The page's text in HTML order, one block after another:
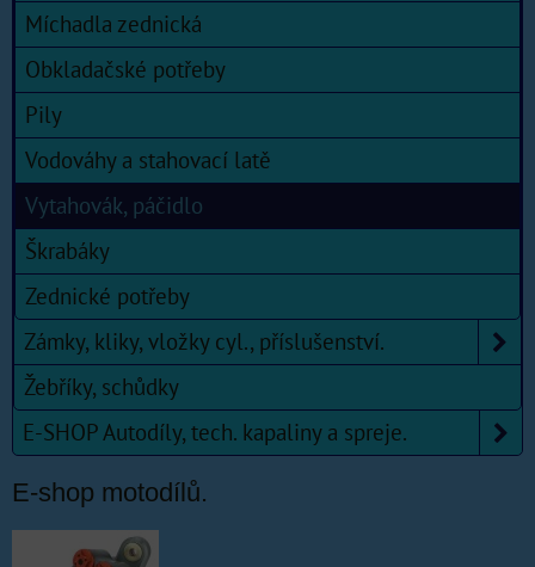
Míchadla zednická
Obkladačské potřeby
Pily
Vodováhy a stahovací latě
Vytahovák, páčidlo
Škrabáky
Zednické potřeby
Zámky, kliky, vložky cyl., příslušenství.
Žebříky, schůdky
E-SHOP Autodíly, tech. kapaliny a spreje.
E-shop motodílů.